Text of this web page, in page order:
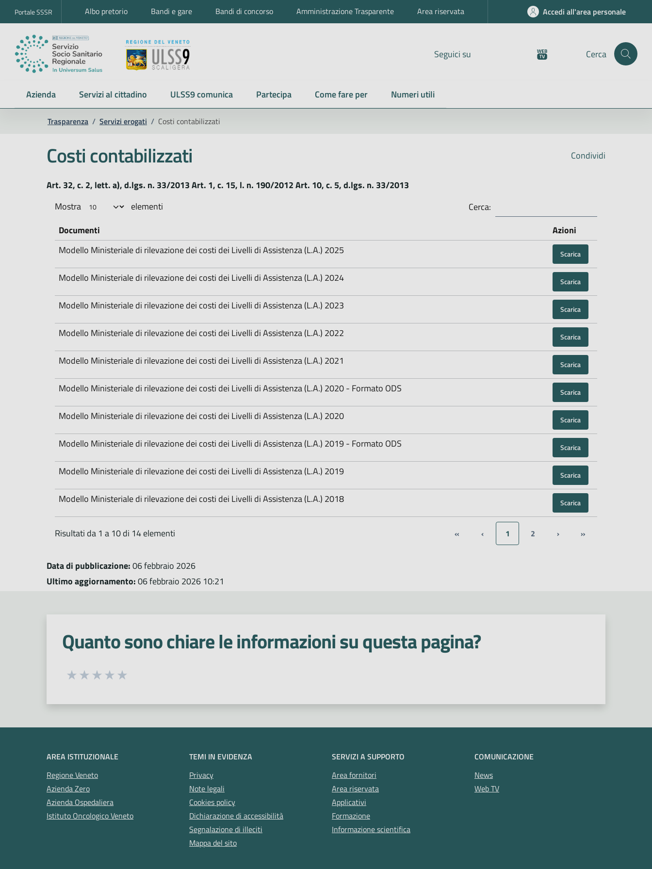
Portale SSSR Albo pretorio Bandi e gare Bandi di concorso Amministrazione Trasparente Area riservata Accedi all'area personale
Seguici su Cerca
Azienda Servizi al cittadino ULSS9 comunica Partecipa Come fare per Numeri utili
Trasparenza / Servizi erogati / Costi contabilizzati
Condividi
Costi contabilizzati
Art. 32, c. 2, lett. a), d.lgs. n. 33/2013 Art. 1, c. 15, l. n. 190/2012 Art. 10, c. 5, d.lgs. n. 33/2013
Mostra
elementi
Cerca:
Documenti
Azioni
Modello Ministeriale di rilevazione dei costi dei Livelli di Assistenza (L.A.) 2025
Scarica
Modello Ministeriale di rilevazione dei costi dei Livelli di Assistenza (L.A.) 2024 Scarica
Modello Ministeriale di rilevazione dei costi dei Livelli di Assistenza (L.A.) 2023 Scarica
Modello Ministeriale di rilevazione dei costi dei Livelli di Assistenza (L.A.) 2022 Scarica
Modello Ministeriale di rilevazione dei costi dei Livelli di Assistenza (L.A.) 2021 Scarica
Modello Ministeriale di rilevazione dei costi dei Livelli di Assistenza (L.A.) 2020 - Formato ODS Scarica
Modello Ministeriale di rilevazione dei costi dei Livelli di Assistenza (L.A.) 2020 Scarica
Modello Ministeriale di rilevazione dei costi dei Livelli di Assistenza (L.A.) 2019 - Formato ODS Scarica
Modello Ministeriale di rilevazione dei costi dei Livelli di Assistenza (L.A.) 2019 Scarica
Modello Ministeriale di rilevazione dei costi dei Livelli di Assistenza (L.A.) 2018 Scarica
Risultati da 1 a 10 di 14 elementi « ‹ 1 2 › »
Data di pubblicazione:06 febbraio 2026
Ultimo aggiornamento:06 febbraio 2026 10:21
Quanto sono chiare le informazioni su questa pagina?
Seleziona una valutazione da 1 a 5 stelle
AREA ISTITUZIONALE
Regione Veneto
Azienda Zero
Azienda Ospedaliera
Istituto Oncologico Veneto
TEMI IN EVIDENZA
Privacy
Note legali
Cookies policy
Dichiarazione di accessibilità
Segnalazione di illeciti
Mappa del sito
SERVIZI A SUPPORTO
Area fornitori
Area riservata
Applicativi
Formazione
Informazione scientifica
COMUNICAZIONE
News
Web TV